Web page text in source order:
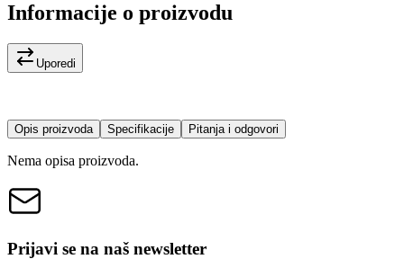
Informacije o proizvodu
Uporedi
Opis proizvoda Specifikacije Pitanja i odgovori
Nema opisa proizvoda.
Prijavi se na naš newsletter